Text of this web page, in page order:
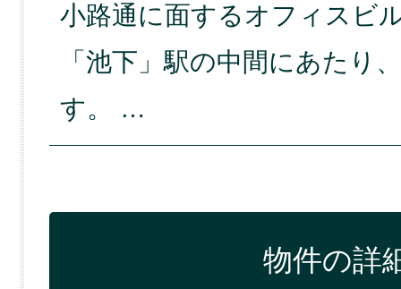
小路通に面するオフィスビ
「池下」駅の中間にあたり
す。 …
物件の詳